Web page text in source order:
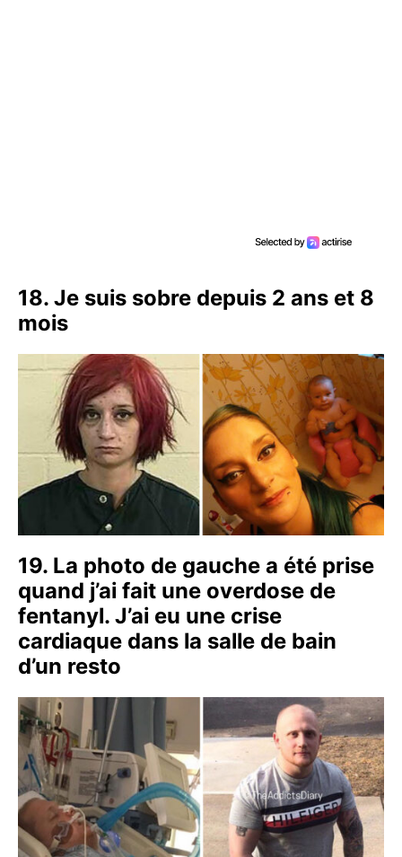
18. Je suis sobre depuis 2 ans et 8
mois
19. La photo de gauche a été prise
quand j’ai fait une overdose de
fentanyl. J’ai eu une crise
cardiaque dans la salle de bain
d’un resto